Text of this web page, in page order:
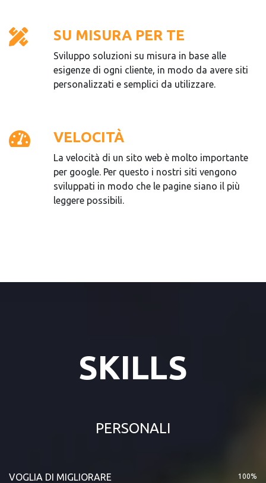
SU MISURA PER TE
Sviluppo soluzioni su misura in base alle
esigenze di ogni cliente, in modo da avere siti
personalizzati e semplici da utilizzare.
VELOCITÀ
La velocità di un sito web è molto importante
per google. Per questo i nostri siti vengono
sviluppati in modo che le pagine siano il più
leggere possibili.
SKILLS
PERSONALI
VOGLIA DI MIGLIORARE 100%